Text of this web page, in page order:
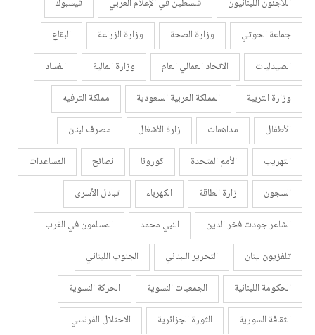
اللاجئون اللبنانيون فلسطين في الإعلام العربي
فيسبوك
جماعة الحوثي
وزارة الصحة وزارة الزراعة
البقاع
الصيدليات
الاتحاد العمالي العام وزارة المالية
الفساد
وزارة التربية
المملكة العربية السعودية
مملكة الترفيه
الأطفال
مداهمات زارة الأشغال
مصرف لبنان
التهريب
الأمم المتحدة كورونا نصائح
المساعدات
السجون
زارة الطاقة الكهرباء
تبادل الأسرى
الشاعر جودت فخر الدين
النبي محمد
المسلمون في الغرب
تلفزيون لبنان
التحرير اللبناني
الجنوب اللبناني
الحكومة اللبنانية
الجمعيات النسوية
الحركة النسوية
الثقافة السورية
الثورة الجزائرية
الاحتلال الفرنسي